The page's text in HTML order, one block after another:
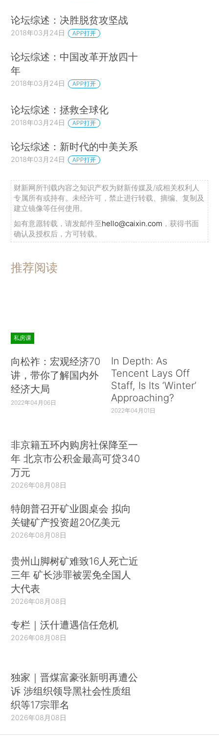
论坛综述：决胜脱贫攻坚战
2018年03月24日 APP打开
论坛综述：中国改革开放四十
年
2018年03月24日 APP打开
论坛综述：拯救全球化
2018年03月24日 APP打开
论坛综述：新时代的中美关系
2018年03月24日 APP打开
财新网所刊载内容之知识产权为财新传媒及/或相关权利人
专属所有或持有。未经许可，禁止进行转载、摘编、复制及
建立镜像等任何使用。
如有意愿转载，请发邮件至hello@caixin.com ，获得书面
确认及授权后，方可转载。
推荐阅读
私房课
向松祚：宏观经济70
讲，带你了解国内外
经济大局
2022年04月06日
In Depth: As
Tencent Lays Off
Staff, Is Its ‘Winter’
Approaching?
2022年04月01日
非京籍五环内购房社保降至一
年 北京市公积金最高可贷340
万元
2026年08月08日
特朗普召开矿业圆桌会 拟向
关键矿产投资超20亿美元
2026年08月08日
贵州山脚树矿难致16人死亡近
三年 矿长涉罪被罢免全国人
大代表
2026年08月08日
专栏｜沃什遭遇信任危机
2026年08月08日
独家｜晋煤富豪张新明再遭公
诉 涉组织领导黑社会性质组
织等17宗罪名
2026年08月08日